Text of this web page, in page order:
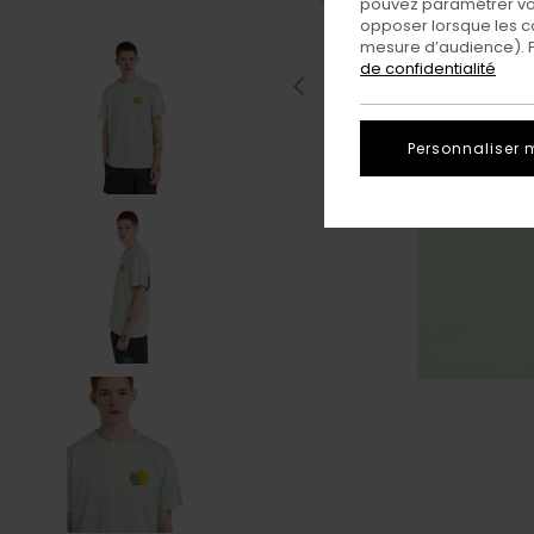
opposer lorsque les
mesure d’audience).
de confidentialité
Personnaliser